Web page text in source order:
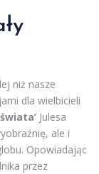
niż nasze
dla wielbicieli
Julesa
ale i
Opowiadając
przez